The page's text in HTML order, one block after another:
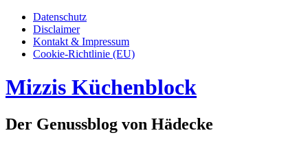
Datenschutz
Disclaimer
Kontakt & Impressum
Cookie-Richtlinie (EU)
Mizzis Küchenblock
Der Genussblog von Hädecke